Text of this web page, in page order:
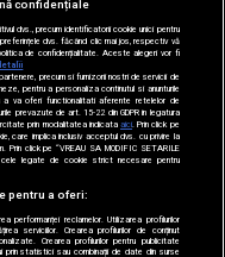
confidențiale
dvs., precum identificatorii cookie unici pentru
dvs. făcând clic mai jos, respectiv vă
de confidențialitate. Aceste alegeri vor fi
precum si furnizorii nostri de servicii de
pentru a personaliza continutul si anunturile
va oferi functionalitati aferente retelelor de
prevazute de art. 15-22 din GDPR in legatura
prin modalitatea indicataaici . Prin click pe
care implica inclusiv acceptul dvs. cu privire la
click pe “VREAU SA MODIFIC SETARILE
cele legate de cookie strict necesare pentru
pentru a oferi:
performanței reclamelor. Utilizarea profilurilor
serviciilor. Crearea profilurilor de conținut
Crearea profilurilor pentru publicitate
prin statistici sau combinații de date din surse